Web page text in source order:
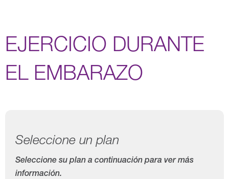
EJERCICIO DURANTE
EL EMBARAZO
Seleccione un plan
Seleccione su plan a continuación para ver más
información.